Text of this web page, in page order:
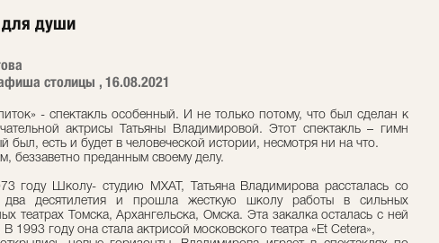
для души
столицы , 16.08.2021
- спектакль особенный. И не только потому, что был сделан к
актрисы Татьяны Владимировой. Этот спектакль – гимн
был, есть и будет в человеческой истории, несмотря ни на что.
беззаветно преданным своему делу.
году Школу- студию МХАТ, Татьяна Владимирова рассталась со
два десятилетия и прошла жесткую школу работы в сильных
театрах Томска, Архангельска, Омска. Эта закалка осталась с ней
1993 году она стала актрисой московского театра «Et Cetera»,